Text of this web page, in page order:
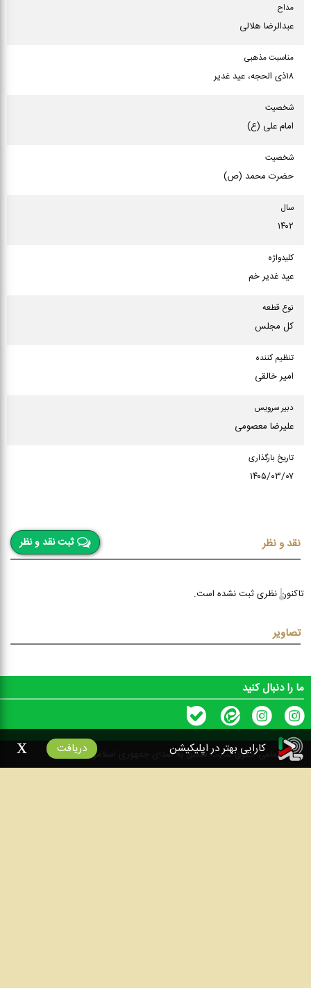
مداح
عبدالرضا هلالی
مناسبت مذهبی
۱۸ذی الحجه، عید غدیر
شخصیت
امام علی (ع)
شخصیت
حضرت محمد (ص)
سال
۱۴۰۲
كلیدواژه
عید غدیر خم
نوع قطعه
کل مجلس
تنظیم كننده
امیر خالقی
دبیر سرویس
علیرضا معصومی
تاریخ بارگذاری
۱۴۰۵/۰۳/۰۷
ثبت نقد و نظر نقد و نظر
تاکنون نظری ثبت نشده است.
تصاویر
ما را دنبال کنید
۱۴۰۰ تمامی حقوق سایت متعلق به صدای جمهوری اسلامی ایران است
کارایی بهتر در اپلیکیشن دریافت x